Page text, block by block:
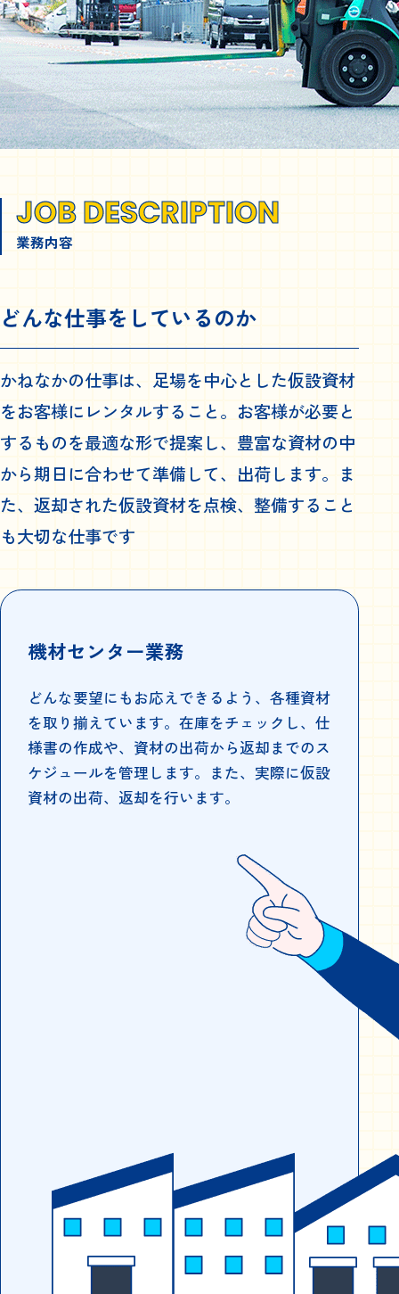
JOB DESCRIPTION
業務内容
どんな仕事をしているのか
かねなかの仕事は、足場を中心とした仮設資材
をお客様にレンタルすること。お客様が必要と
するものを最適な形で提案し、豊富な資材の中
から期日に合わせて準備して、出荷します。ま
た、返却された仮設資材を点検、整備すること
も大切な仕事です
機材センター業務
どんな要望にもお応えできるよう、各種資材
を取り揃えています。在庫をチェックし、仕
様書の作成や、資材の出荷から返却までのス
ケジュールを管理します。また、実際に仮設
資材の出荷、返却を行います。